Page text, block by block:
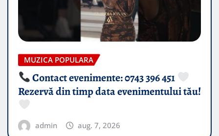
MUZICA POPULARA
Contact evenimente: 0743 396 451
Rezervă din timp data evenimentului tău!
admin aug. 7, 2026